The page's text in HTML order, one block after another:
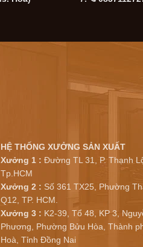
HỆ THỐNG XƯỞNG SẢN XUẤT
Xưởng 1 : Đường TL 31, P. Thạnh
Tp.HCM
Xưởng 2 : Số 361 TX25, Phường
Q12, TP. HCM.
Xưởng 3 : K2-39, Tổ 48, KP 3,
Phương, Phường Bửu Hòa, Thành
Hoà, Tỉnh Đồng Nai